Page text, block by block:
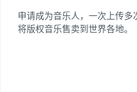
申请成为音乐人，一次上传多
将版权音乐售卖到世界各地。